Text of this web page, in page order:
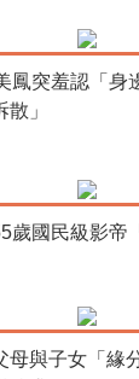
鳳突羞認「
」
歲國民級影帝
母與子女「